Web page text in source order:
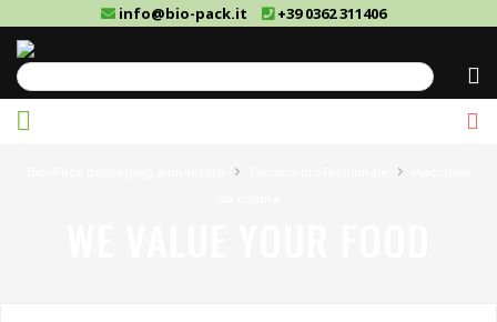
info@bio-pack.it +39 0362 311406
› ›